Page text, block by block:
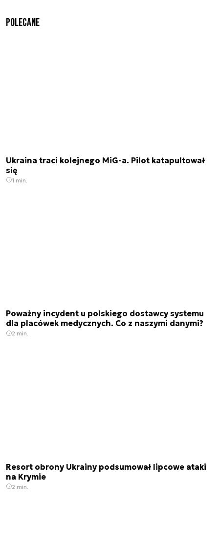
Polecane
Ukraina traci kolejnego MiG-a. Pilot katapultował
się
1 min.
Poważny incydent u polskiego dostawcy systemu
dla placówek medycznych. Co z naszymi danymi?
2 min.
Resort obrony Ukrainy podsumował lipcowe ataki
na Krymie
2 min.